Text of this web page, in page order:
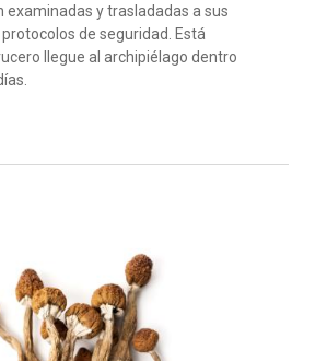
examinadas y trasladadas a sus
de seguridad. Está
llegue al archipiélago dentro